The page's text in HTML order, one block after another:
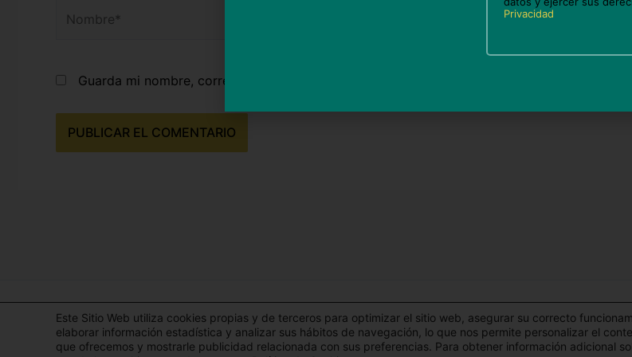
Guarda mi nombre, correo electrónico y web en este navegador para la próxima vez que
Todos los derechos © 2026 El Blog de Aldaba | Funciona
Este Sitio Web utiliza cookies propias y de terceros para optimizar el sitio web, asegurar su correcto
elaborar información estadística y analizar sus hábitos de navegación, lo que nos permite personalizar el
que ofrecemos y mostrarle publicidad relacionada con sus preferencias. Para obtener información adicional
Privacidad